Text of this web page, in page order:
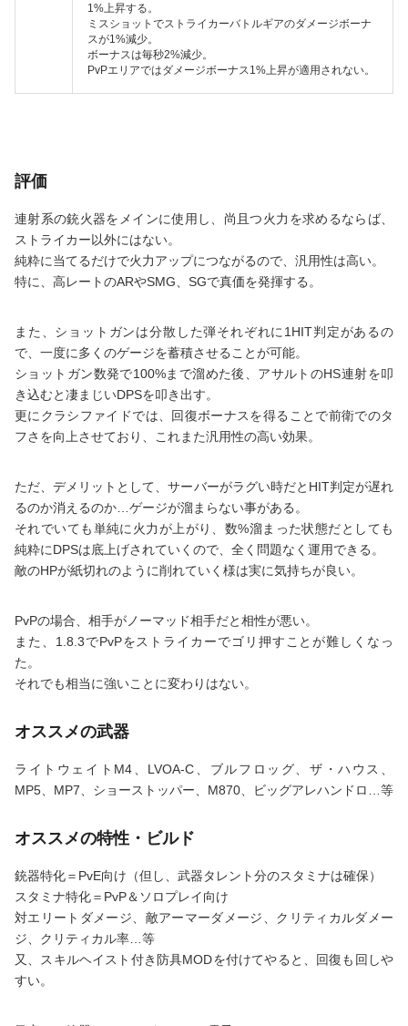
1%上昇する。
ミスショットでストライカーバトルギアのダメージボーナ
スが1%減少。
ボーナスは毎秒2%減少。
PvPエリアではダメージボーナス1%上昇が適用されない。
評価
連射系の銃火器をメインに使用し、尚且つ火力を求めるならば、
ストライカー以外にはない。
純粋に当てるだけで火力アップにつながるので、汎用性は高い。
特に、高レートのARやSMG、SGで真価を発揮する。
また、ショットガンは分散した弾それぞれに1HIT判定があるの
で、一度に多くのゲージを蓄積させることが可能。
ショットガン数発で100%まで溜めた後、アサルトのHS連射を叩
き込むと凄まじいDPSを叩き出す。
更にクラシファイドでは、回復ボーナスを得ることで前衛でのタ
フさを向上させており、これまた汎用性の高い効果。
ただ、デメリットとして、サーバーがラグい時だとHIT判定が遅れ
るのか消えるのか…ゲージが溜まらない事がある。
それでいても単純に火力が上がり、数%溜まった状態だとしても
純粋にDPSは底上げされていくので、全く問題なく運用できる。
敵のHPが紙切れのように削れていく様は実に気持ちが良い。
PvPの場合、相手がノーマッド相手だと相性が悪い。
また、1.8.3でPvPをストライカーでゴリ押すことが難しくなっ
た。
それでも相当に強いことに変わりはない。
オススメの武器
ライトウェイトM4、LVOA-C、ブルフロッグ、ザ・ハウス、
MP5、MP7、ショーストッパー、M870、ビッグアレハンドロ…等
オススメの特性・ビルド
銃器特化＝PvE向け（但し、武器タレント分のスタミナは確保）
スタミナ特化＝PvP＆ソロプレイ向け
対エリートダメージ、敵アーマーダメージ、クリティカルダメー
ジ、クリティカル率…等
又、スキルヘイスト付き防具MODを付けてやると、回復も回しや
すい。